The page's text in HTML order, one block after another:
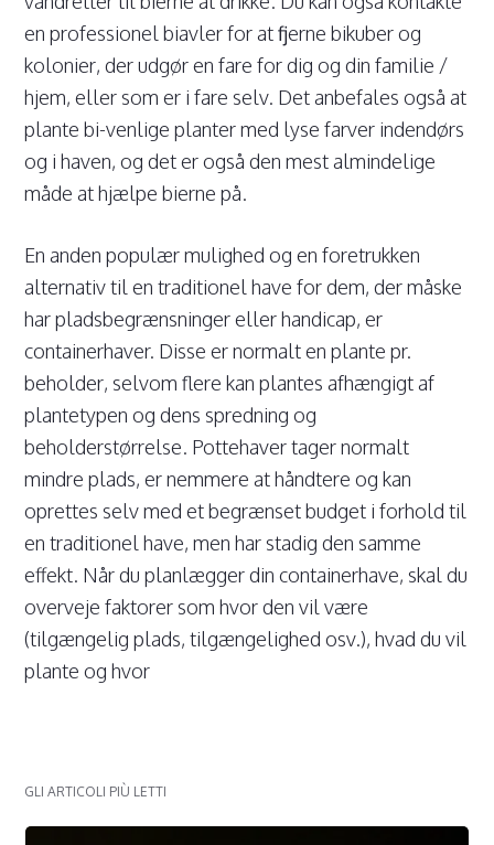
en professionel biavler for at fjerne bikuber og
kolonier, der udgør en fare for dig og din familie /
hjem, eller som er i fare selv. Det anbefales også at
plante bi-venlige planter med lyse farver indendørs
og i haven, og det er også den mest almindelige
måde at hjælpe bierne på.
En anden populær mulighed og en foretrukken
alternativ til en traditionel have for dem, der måske
har pladsbegrænsninger eller handicap, er
containerhaver. Disse er normalt en plante pr.
beholder, selvom flere kan plantes afhængigt af
plantetypen og dens spredning og
beholderstørrelse. Pottehaver tager normalt
mindre plads, er nemmere at håndtere og kan
oprettes selv med et begrænset budget i forhold til
en traditionel have, men har stadig den samme
effekt. Når du planlægger din containerhave, skal du
overveje faktorer som hvor den vil være
(tilgængelig plads, tilgængelighed osv.), hvad du vil
plante og hvor
GLI ARTICOLI PIÙ LETTI